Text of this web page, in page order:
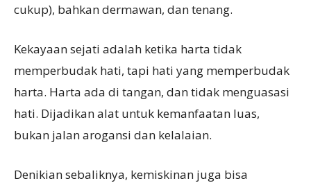
cukup), bahkan dermawan, dan tenang.
Kekayaan sejati adalah ketika harta tidak
memperbudak hati, tapi hati yang memperbudak
harta. Harta ada di tangan, dan tidak menguasasi
hati. Dijadikan alat untuk kemanfaatan luas,
bukan jalan arogansi dan kelalaian.
Denikian sebaliknya, kemiskinan juga bisa